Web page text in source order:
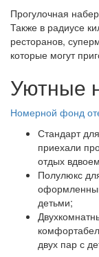
Прогулочная
Также в радиусе
ресторанов,
которые могут
Уютные
Номерной фонд
Стандарт
приехали
отдых
Полулюкс
детьми;
двух пар с